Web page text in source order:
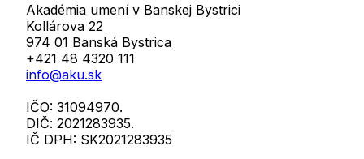
Akadémia umení v Banskej Bystrici
Kollárova 22
974 01 Banská Bystrica
+421 48 4320 111
info@aku.sk
IČO: 31094970.
DIČ: 2021283935.
IČ DPH: SK2021283935